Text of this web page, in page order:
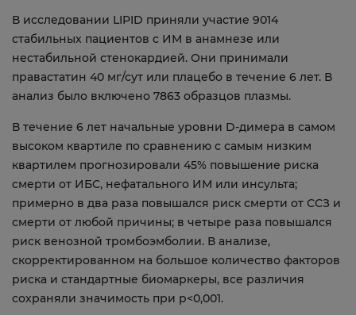
В исследовании LIPID приняли участие 9014
стабильных пациентов с ИМ в анамнезе или
нестабильной стенокардией. Они принимали
правастатин 40 мг/сут или плацебо в течение 6 лет. В
анализ было включено 7863 образцов плазмы.
В течение 6 лет начальные уровни D-димера в самом
высоком квартиле по сравнению с самым низким
квартилем прогнозировали 45% повышение риска
смерти от ИБС, нефатального ИМ или инсульта;
примерно в два раза повышался риск смерти от ССЗ и
смерти от любой причины; в четыре раза повышался
риск венозной тромбоэмболии. В анализе,
скорректированном на большое количество факторов
риска и стандартные биомаркеры, все различия
сохраняли значимость при р<0,001.